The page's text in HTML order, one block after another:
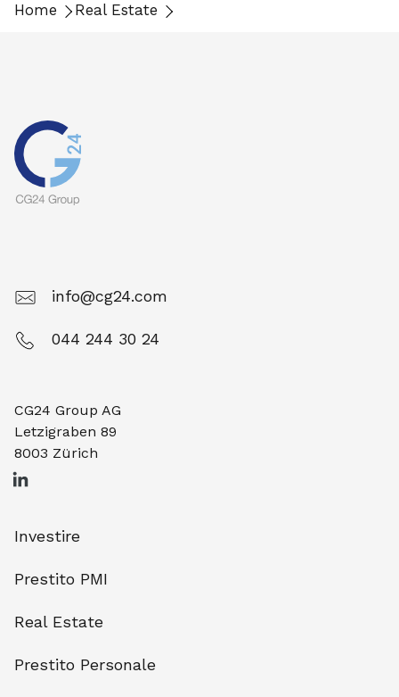
Home Real Estate
info@cg24.com
044 244 30 24
CG24 Group AG
Letzigraben 89
8003 Zürich
Investire
Prestito PMI
Real Estate
Prestito Personale